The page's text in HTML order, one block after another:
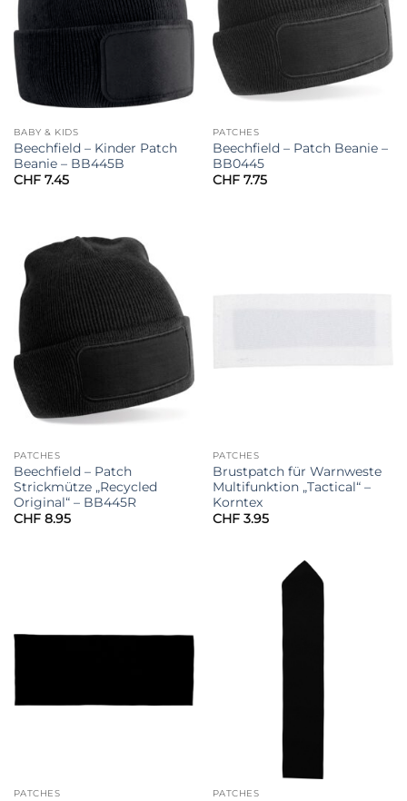
BABY & KIDS
Beechfield – Kinder Patch
Beanie – BB445B
CHF7.45
PATCHES
Beechfield – Patch Beanie –
BB0445
CHF7.75
PATCHES
Beechfield – Patch
Strickmütze „Recycled
Original“ – BB445R
CHF8.95
PATCHES
Brustpatch für Warnweste
Multifunktion „Tactical“ –
Korntex
CHF3.95
PATCHES PATCHES